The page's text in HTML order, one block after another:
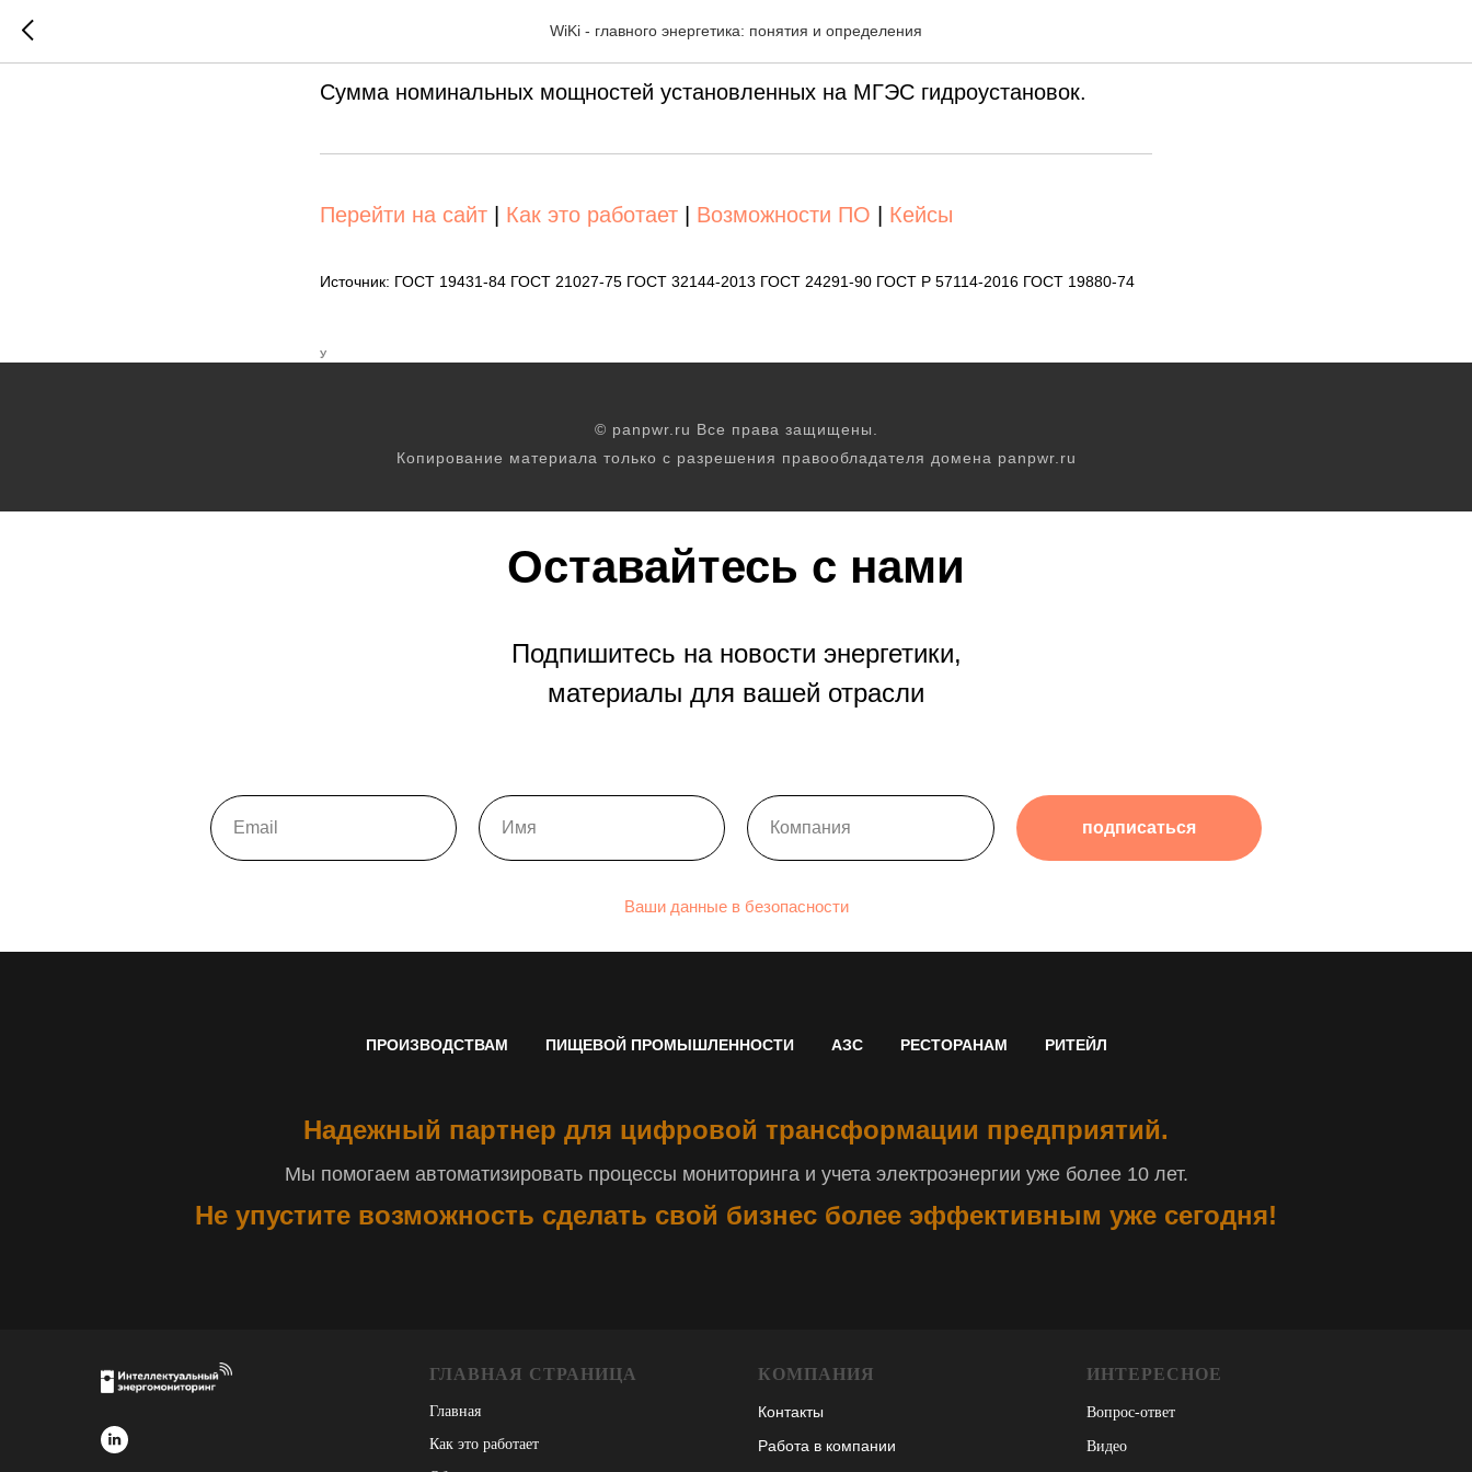
WiKi - главного энергетика: понятия и определения
Установленная мощность МГЭС
Сумма номинальных мощностей установленных на МГЭС гидроустановок.
Перейти на сайт Как это работает Возможности ПО Кейсы
Источник: ГОСТ 19431-84 ГОСТ 21027-75 ГОСТ 32144-2013 ГОСТ 24291-90 ГОСТ Р 57114-2016 ГОСТ 19880-74
У
© panpwr.ru Все права защищены.
Копирование материала только с разрешения правообладателя домена panpwr.ru
Оставайтесь с нами
Подпишитесь на новости энергетики,
материалы для вашей отрасли
подписаться
Ваши данные в безопасности
ПРОИЗВОДСТВАМ ПИЩЕВОЙ ПРОМЫШЛЕННОСТИ АЗС РЕСТОРАНАМ РИТЕЙЛ
Надежный партнер для цифровой трансформации предприятий.
Мы помогаем автоматизировать процессы мониторинга и учета электроэнергии уже более 10 лет.
Не упустите возможность сделать свой бизнес более эффективным уже сегодня!
ГЛАВНАЯ СТРАНИЦА
Главная
Как это работает
КОМПАНИЯ
Контакты
Работа в компании
ИНТЕРЕСНОЕ
Вопрос-ответ
Видео